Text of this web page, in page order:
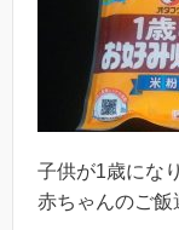
子供が1歳にな
赤ちゃんのご飯